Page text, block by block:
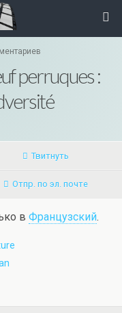
perruques :
Твитнуть
Отпр. по эл. почте
в Французский.